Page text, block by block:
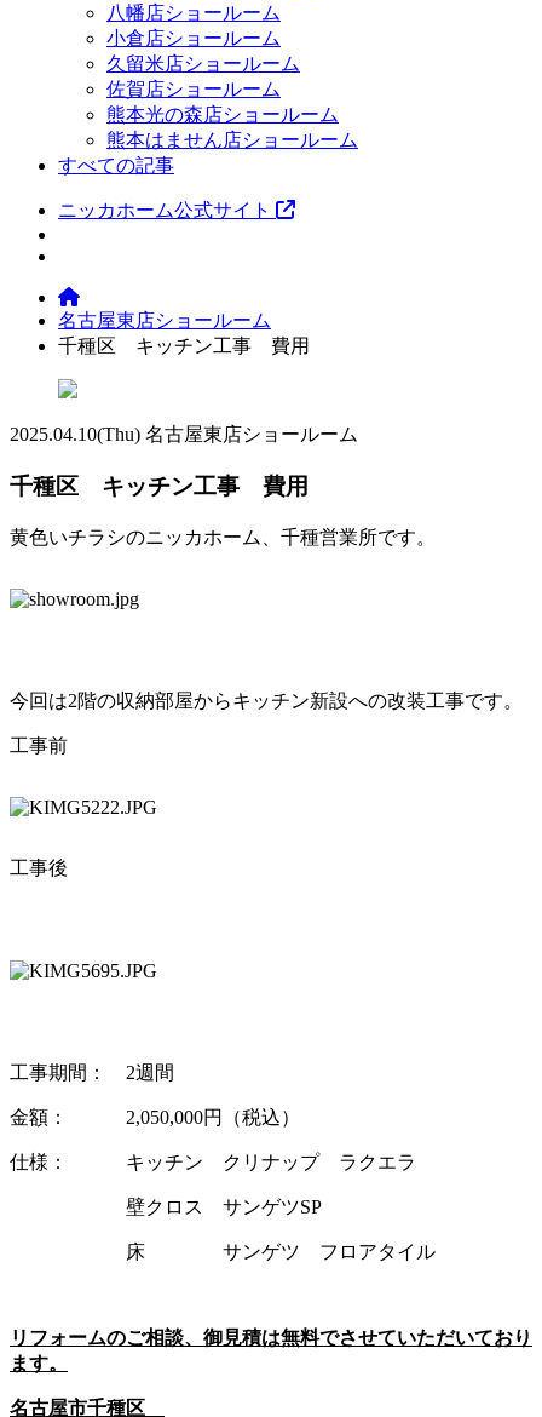
八幡店ショールーム
小倉店ショールーム
久留米店ショールーム
佐賀店ショールーム
熊本光の森店ショールーム
熊本はません店ショールーム
すべての記事
ニッカホーム公式サイト
名古屋東店ショールーム
千種区 キッチン工事 費用
2025.04.10(Thu) 名古屋東店ショールーム
千種区 キッチン工事 費用
黄色いチラシのニッカホーム、千種営業所です。
今回は2階の収納部屋からキッチン新設への改装工事です。
工事前
工事後
工事期間： 2週間
金額： 2,050,000円（税込）
仕様： キッチン クリナップ ラクエラ
壁クロス サンゲツSP
床 サンゲツ フロアタイル
リフォームのご相談、御見積は無料でさせていただいており
ます。
名古屋市千種区